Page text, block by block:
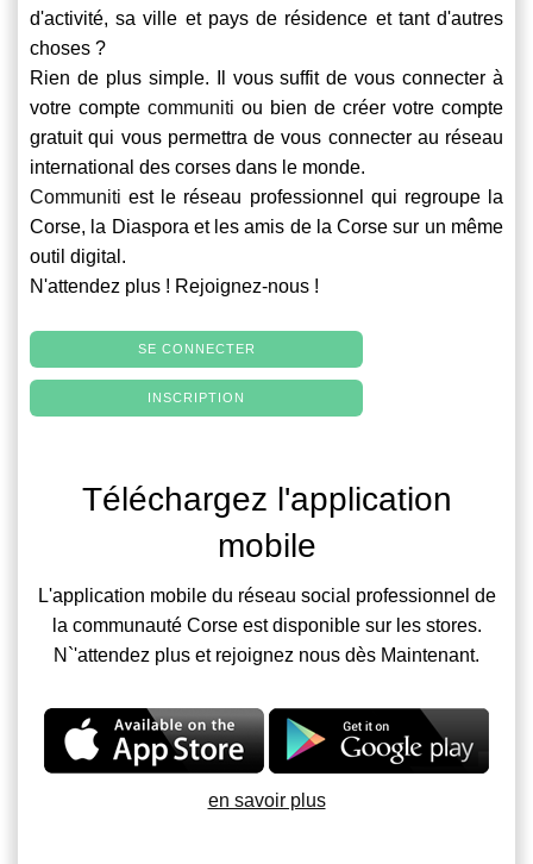
d'activité, sa ville et pays de résidence et tant d'autres
choses ?
Rien de plus simple. Il vous suffit de vous connecter à
votre compte communiti ou bien de créer votre compte
gratuit qui vous permettra de vous connecter au réseau
international des corses dans le monde.
Communiti est le réseau professionnel qui regroupe la
Corse, la Diaspora et les amis de la Corse sur un même
outil digital.
N'attendez plus ! Rejoignez-nous !
SE CONNECTER
INSCRIPTION
Téléchargez l'application
mobile
L'application mobile du réseau social professionnel de
la communauté Corse est disponible sur les stores.
N`'attendez plus et rejoignez nous dès Maintenant.
en savoir plus